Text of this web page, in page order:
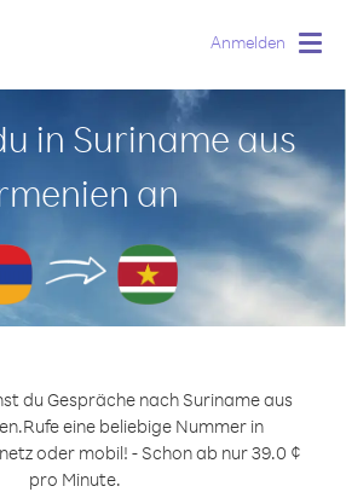
Anmelden
in Suriname aus
an
du Gespräche nach Suriname aus
Rufe eine beliebige Nummer in
oder mobil! - Schon ab nur 39.0 ¢
pro Minute.